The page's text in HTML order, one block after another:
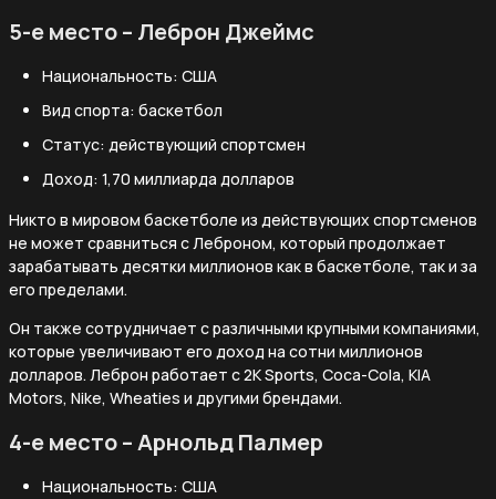
5-е место – Леброн Джеймс
Национальность: США
Вид спорта: баскетбол
Статус: действующий спортсмен
Доход: 1,70 миллиарда долларов
Никто в мировом баскетболе из действующих спортсменов
не может сравниться с Леброном, который продолжает
зарабатывать десятки миллионов как в баскетболе, так и за
его пределами.
Он также сотрудничает с различными крупными компаниями,
которые увеличивают его доход на сотни миллионов
долларов. Леброн работает с 2K Sports, Coca-Cola, KIA
Motors, Nike, Wheaties и другими брендами.
4-е место – Арнольд Палмер
Национальность: США